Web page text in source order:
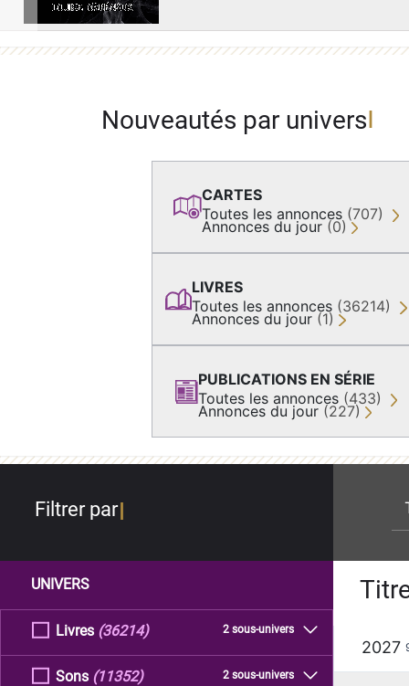
Nouveautés par univers
CARTES
Toutes les annonces (707)
Annonces du jour (0)
LIVRES
Toutes les annonces (36214)
Annonces du jour (1)
PUBLICATIONS EN SÉRIE
Toutes les annonces (433)
Annonces du jour (227)
Filtrer par
UNIVERS
Livres 2 sous-univers
(36214)
Sons 2 sous-univers
(11352)
2027